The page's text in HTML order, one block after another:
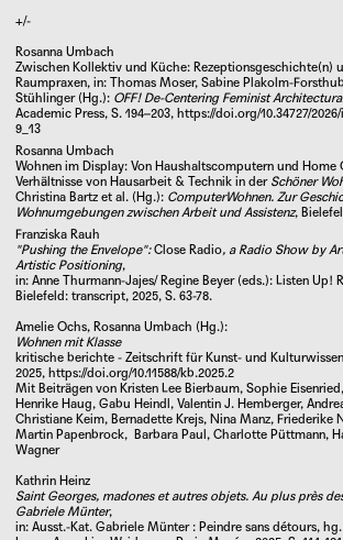
↓
Sibylle Springer setzt sich in ihrer
Rolle und Wahrnehmung der Frau in
Gesellschaft auseinander,
Sichtbarkeit (fast) vergessener
Kunstgeschichte. In ihren Malereien
Arbeiten thematisiert sie
Ruysch (1664–1750) oder die
Schwestern Barbara und Regina
+/-
Rosanna Umbach
Zwischen Kollektiv und Küche: Rezeptionsgeschichte(n)
Raumpraxen, in: Thomas Moser, Sabine Plakolm-
Stühlinger (Hg.): OFF! De-Centering Feminist
Academic Press, S. 194–203, https://doi.org/10.34727/
9_13
Rosanna Umbach
Wohnen im Display: Von Haushaltscomputern und Home
Verhältnisse von Hausarbeit & Technik in der Schöner
Christina Bartz et al. (Hg.): ComputerWohnen. Zur
Wohnumgebungen zwischen Arbeit und Assistenz,
Franziska Rauh
"Pushing the Envelope":Close Radio, a Radio Show by
Artistic Positioning,
in: Anne Thurmann-Jajes/ Regine Beyer (eds.): Listen Up!
Bielefeld: transcript, 2025, S. 63-78.
Amelie Ochs, Rosanna Umbach (Hg.):
Wohnen mit Klasse
kritische berichte - Zeitschrift für Kunst- und
2025, https://doi.org/10.11588/kb.2025.2
Mit Beiträgen von Kristen Lee Bierbaum, Sophie
Henrike Haug, Gabu Heindl, Valentin J. Hemberger,
Christiane Keim, Bernadette Krejs, Nina Manz,
Martin Papenbrock, Barbara Paul, Charlotte Püttmann,
Wagner
Kathrin Heinz
Saint Georges, madones et autres objets. Au plus près
Gabriele Münter,
in: Ausst.-Kat. Gabriele Münter : Peindre sans détours, hg.